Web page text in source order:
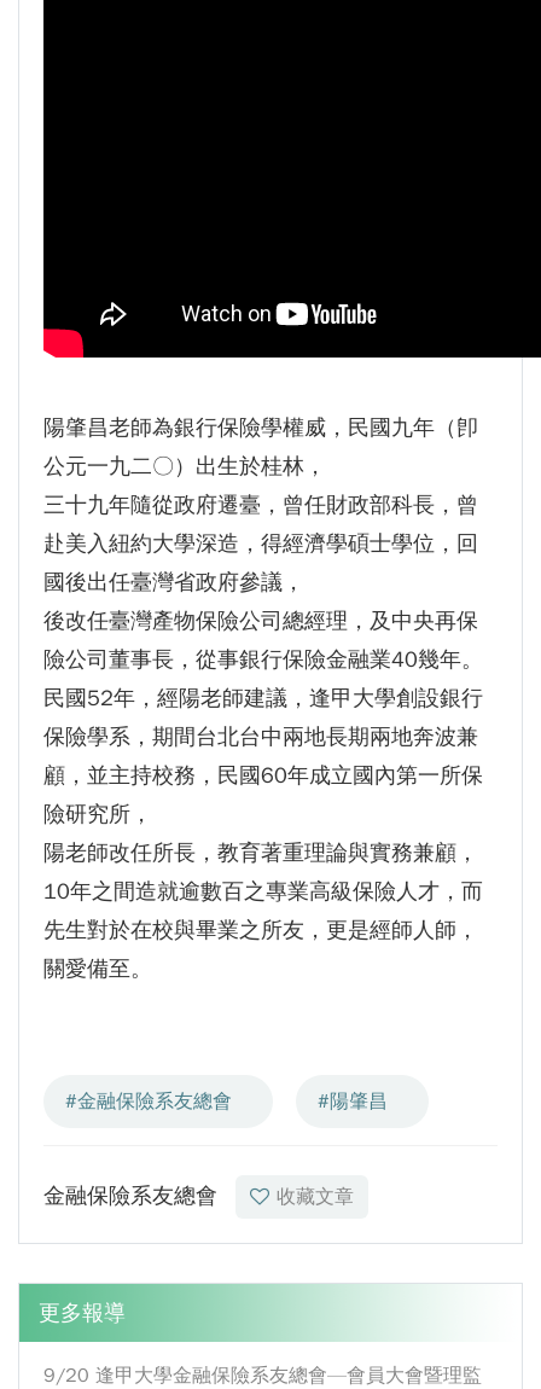
GPS限制
會長交接典禮 泰國三日之旅
逢甲大學加東校友會 2025 Aug 31 聚會
逢甲大學泰國校友會45周年慶 暨第13、14屆
會長交接圓滿成功！
逢甲大學泰國校友會 第45週年會員大會 於昭披
耶河舉辦歡迎宴
逢甲資電科技與未來系列演講 10/14 簡良益 董
事長 (掌門精釀啤酒)
陽肇昌老師為銀行保險學權威，民國九年（卽
公元一九二〇）出生於桂林，
三十九年隨從政府遷臺，曾任財政部科長，曾
赴美入紐約大學深造，得經濟學碩士學位，回
國後出任臺灣省政府參議，
後改任臺灣產物保險公司總經理，及中央再保
險公司董事長，從事銀行保險金融業40幾年。
民國52年，經陽老師建議，逢甲大學創設銀行
保險學系，期間台北台中兩地長期兩地奔波兼
顧，並主持校務，民國60年成立國內第一所保
險研究所，
陽老師改任所長，教育著重理論與實務兼顧，
10年之間造就逾數百之專業高級保險人才，而
先生對於在校與畢業之所友，更是經師人師，
關愛備至。
#金融保險系友總會 #陽肇昌
金融保險系友總會 收藏文章
更多報導
9/20 逢甲大學金融保險系友總會—會員大會暨理監